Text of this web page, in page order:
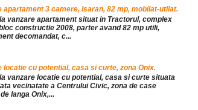
apartament 3 camere, Isaran, 82 mp, mobilat-utilat.
vanzare apartament situat in Tractorul, complex
constructie 2008, parter avand 82 mp utili,
decomandat, c...
locatie cu potential, casa si curte, zona Onix.
vanzare locatie cu potential, casa si curte situata
vecinatate a Centrului Civic, zona de case
langa Onix,...